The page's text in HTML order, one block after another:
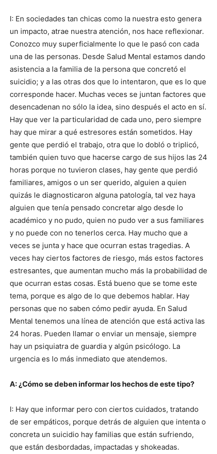
I: En sociedades tan chicas como la nuestra esto genera
un impacto, atrae nuestra atención, nos hace reflexionar.
Conozco muy superficialmente lo que le pasó con cada
una de las personas. Desde Salud Mental estamos dando
asistencia a la familia de la persona que concretó el
suicidio; y a las otras dos que lo intentaron, que es lo que
corresponde hacer. Muchas veces se juntan factores que
desencadenan no sólo la idea, sino después el acto en sí.
Hay que ver la particularidad de cada uno, pero siempre
hay que mirar a qué estresores están sometidos. Hay
gente que perdió el trabajo, otra que lo dobló o triplicó,
también quien tuvo que hacerse cargo de sus hijos las 24
horas porque no tuvieron clases, hay gente que perdió
familiares, amigos o un ser querido, alguien a quien
quizás le diagnosticaron alguna patología, tal vez haya
alguien que tenía pensado concretar algo desde lo
académico y no pudo, quien no pudo ver a sus familiares
y no puede con no tenerlos cerca. Hay mucho que a
veces se junta y hace que ocurran estas tragedias. A
veces hay ciertos factores de riesgo, más estos factores
estresantes, que aumentan mucho más la probabilidad de
que ocurran estas cosas. Está bueno que se tome este
tema, porque es algo de lo que debemos hablar. Hay
personas que no saben cómo pedir ayuda. En Salud
Mental tenemos una línea de atención que está activa las
24 horas. Pueden llamar o enviar un mensaje, siempre
hay un psiquiatra de guardia y algún psicólogo. La
urgencia es lo más inmediato que atendemos.
A: ¿Cómo se deben informar los hechos de este tipo?
I: Hay que informar pero con ciertos cuidados, tratando
de ser empáticos, porque detrás de alguien que intenta o
concreta un suicidio hay familias que están sufriendo,
que están desbordadas, impactadas y shokeadas.